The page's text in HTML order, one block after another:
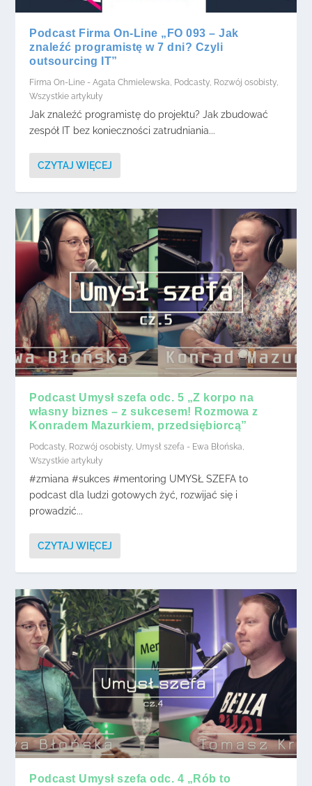
Podcast Firma On-Line „FO 093 – Jak
znaleźć programistę w 7 dni? Czyli
outsourcing IT”
Firma On-Line - Agata Chmielewska Podcasty Rozwój osobisty
Wszystkie artykuły
Jak znaleźć programistę do projektu? Jak zbudować
zespół IT bez konieczności zatrudniania...
CZYTAJ WIĘCEJ
Podcast Umysł szefa odc. 5 „Z korpo na
własny biznes – z sukcesem! Rozmowa z
Konradem Mazurkiem, przedsiębiorcą”
Podcasty, Rozwój osobisty, Umysł szefa - Ewa Błońska,
Wszystkie artykuły
#zmiana #sukces #mentoring UMYSŁ SZEFA to
podcast dla ludzi gotowych żyć, rozwijać się i
prowadzić...
CZYTAJ WIĘCEJ
Podcast Umysł szefa odc. 4 „Rób to